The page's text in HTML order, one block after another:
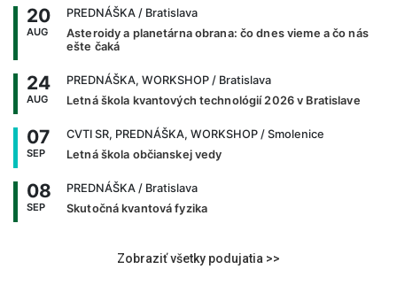
20
AUG
PREDNÁŠKA / Bratislava
Asteroidy a planetárna obrana: čo dnes vieme a čo nás
ešte čaká
24
AUG
PREDNÁŠKA, WORKSHOP / Bratislava
Letná škola kvantových technológií 2026 v Bratislave
07
SEP
CVTI SR, PREDNÁŠKA, WORKSHOP / Smolenice
Letná škola občianskej vedy
08
SEP
PREDNÁŠKA / Bratislava
Skutočná kvantová fyzika
Zobraziť všetky podujatia >>